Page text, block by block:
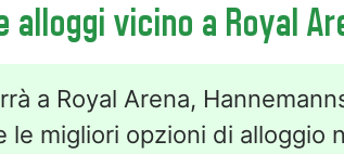
alloggi vicino a Royal
a Royal Arena,
le migliori opzioni di alloggio